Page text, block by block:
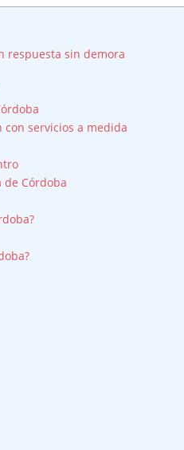
respuesta sin demora
servicios a medida
de Córdoba